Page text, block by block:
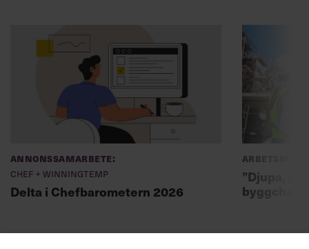
Annonssamarbete:
Chef + Winningtemp
Delta i Chefbarometern 2026
”Djupa,